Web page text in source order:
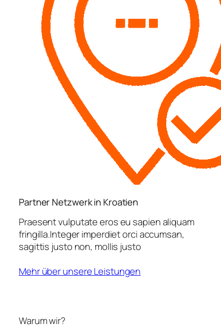
Partner Netzwerk in Kroatien
Praesent vulputate eros eu sapien aliquam
fringilla.Integer imperdiet orci accumsan,
sagittis justo non, mollis justo
Mehr über unsere Leistungen
Warum wir?